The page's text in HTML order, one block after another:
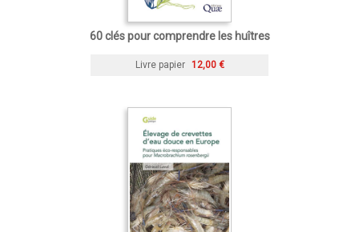
60 clés pour comprendre les huîtres
Livre papier 12,00 €